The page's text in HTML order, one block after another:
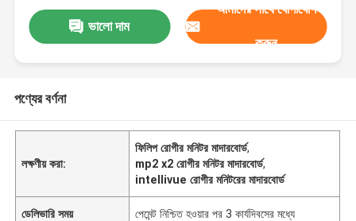
ভালো দাম
আমাদের সাথে যোগাযোগ
করুন
পণ্যের বর্ণনা
লক্ষণীয় করা:
ফিলিপ রোগীর মনিটর মাদারবোর্ড,
mp2 x2 রোগীর মনিটর মাদারবোর্ড,
intellivue রোগীর মনিটরের মাদারবোর্ড
ডেলিভারি সময় পেমেন্ট নিশ্চিত হওয়ার পর 3 কার্যদিবসের মধ্যে